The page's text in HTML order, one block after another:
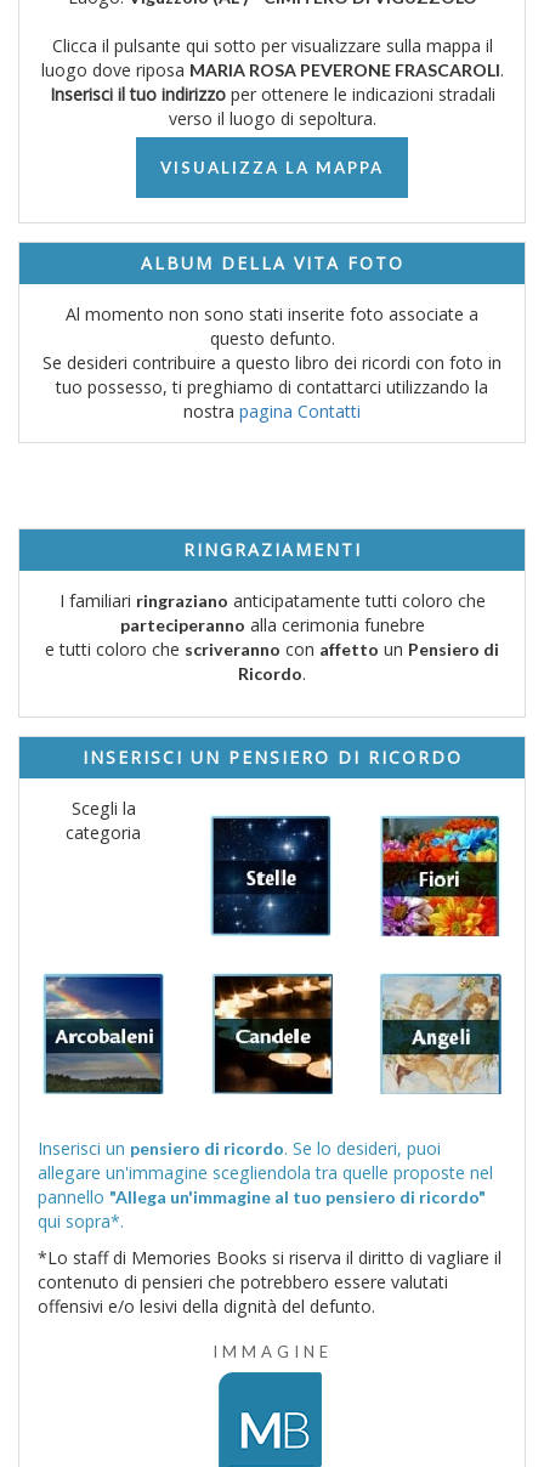
Clicca il pulsante qui sotto per visualizzare sulla mappa il
luogo dove riposa MARIA ROSA PEVERONE FRASCAROLI.
Inserisci il tuo indirizzoper ottenere le indicazioni stradali
verso il luogo di sepoltura.
VISUALIZZA LA MAPPA
ALBUM DELLA VITA FOTO
Al momento non sono stati inserite foto associate a
questo defunto.
Se desideri contribuire a questo libro dei ricordi con foto in
tuo possesso, ti preghiamo di contattarci utilizzando la
nostra pagina Contatti
RINGRAZIAMENTI
I familiari ringraziano anticipatamente tutti coloro che
parteciperanno alla cerimonia funebre
e tutti coloro che scriveranno con affetto un Pensiero di
Ricordo.
INSERISCI UN PENSIERO DI RICORDO
Scegli la
categoria
Inserisci un pensiero di ricordo. Se lo desideri, puoi
allegare un'immagine scegliendola tra quelle proposte nel
pannello "Allega un'immagine al tuo pensiero di ricordo"
qui sopra*.
*Lo staff di Memories Books si riserva il diritto di vagliare il
contenuto di pensieri che potrebbero essere valutati
offensivi e/o lesivi della dignità del defunto.
IMMAGINE